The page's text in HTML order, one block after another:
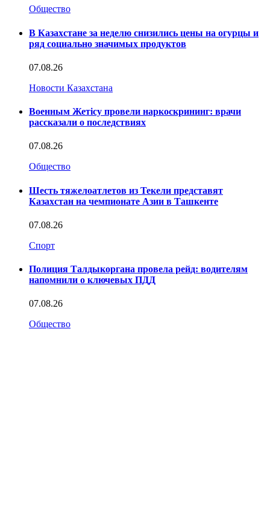
Общество
В Казахстане за неделю снизились цены на огурцы и
ряд социально значимых продуктов
07.08.26
Новости Казахстана
Военным Жетісу провели наркоскрининг: врачи
рассказали о последствиях
07.08.26
Общество
Шесть тяжелоатлетов из Текели представят
Казахстан на чемпионате Азии в Ташкенте
07.08.26
Спорт
Полиция Талдыкоргана провела рейд: водителям
напомнили о ключевых ПДД
07.08.26
Общество